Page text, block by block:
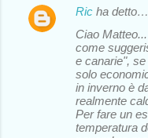
Ric ha detto…
Ciao Matteo...
come
e canarie",
solo
in inverno è
realmente
Per fare un
temperatura